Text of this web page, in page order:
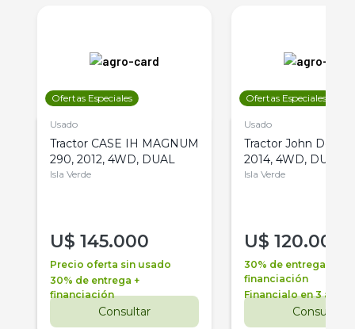
Ofertas Especiales
Usado
Tractor CASE IH MAGNUM
290, 2012, 4WD, DUAL
Isla Verde
U$ 145.000
Precio oferta sin usado
30% de entrega +
financiación
Consultar
Ofertas Especiales
Usado
Tractor John Deere
2014, 4WD, DUAL
Isla Verde
U$ 120.000
30% de entrega +
financiación
Financialo en 3 años
Consultar